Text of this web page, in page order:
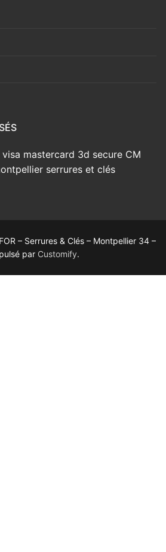
– Serrures & Clés – Montpellier 34 –
par Customify.